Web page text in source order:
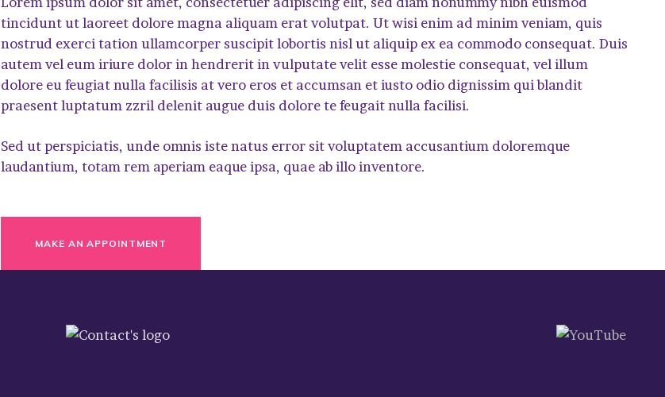
tincidunt ut laoreet dolore magna aliquam erat volutpat. Ut wisi enim ad minim veniam, quis
nostrud exerci tation ullamcorper suscipit lobortis nisl ut aliquip ex ea commodo consequat. Duis
autem vel eum iriure dolor in hendrerit in vulputate velit esse molestie consequat, vel illum
dolore eu feugiat nulla facilisis at vero eros et accumsan et iusto odio dignissim qui blandit
praesent luptatum zzril delenit augue duis dolore te feugait nulla facilisi.
Sed ut perspiciatis, unde omnis iste natus error sit voluptatem accusantium doloremque
laudantium, totam rem aperiam eaque ipsa, quae ab illo inventore.
MAKE AN APPOINTMENT